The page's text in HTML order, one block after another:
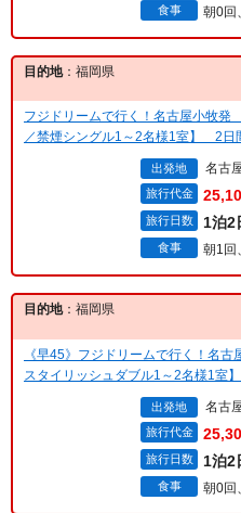
食事 朝0回
目的地：福岡県
フジドリームで行く！名古屋小牧
／禁煙シングル1～2名様1室】 2日
出発地 名古
旅行代金
旅行日数 1泊2
食事 朝1回
目的地：福岡県
《早45》フジドリームで行く！名
スタイリッシュダブル1～2名様1室
出発地 名古
旅行代金
旅行日数 1泊2
食事 朝0回